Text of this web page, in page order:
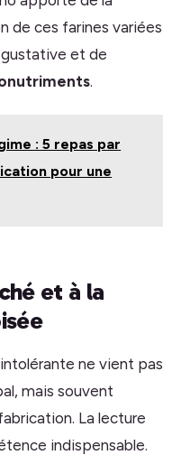
de ces farines variées
et de
.
: 5 repas par
pour une
et à la
ne vient pas
mais souvent
La lecture
indispensable.